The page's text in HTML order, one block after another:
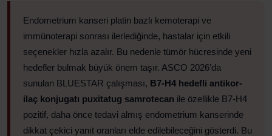
Endometrium kanseri platin bazlı kemoterapi ve
immünoterapi sonrası ilerlediğinde, hastalar için etkili
seçenekler hızla azalır. Bu nedenle tümör hücresinde yeni
hedefler bulmak büyük önem taşır. ASCO 2026’da
sunulan BLUESTAR çalışması, B7-H4 hedefli antikor-
ilaç konjugatı puxitatug samrotecan ile özellikle B7-H4
pozitif, daha önce tedavi almış endometrium kanserinde
dikkat çekici yanıt oranları elde edilebileceğini gösterdi. Bu